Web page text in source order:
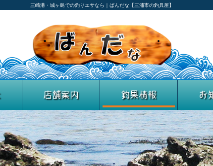
三崎港・城ヶ島での釣りエサなら｜ばんだな【三浦市の釣具屋】
店舗案内 釣果情報 お